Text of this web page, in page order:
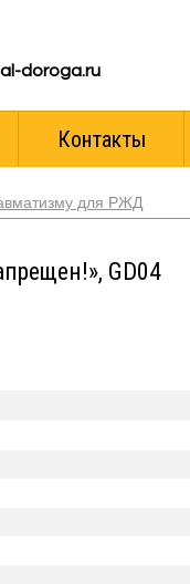
doroga.ru
Контакты
для РЖД
GD04